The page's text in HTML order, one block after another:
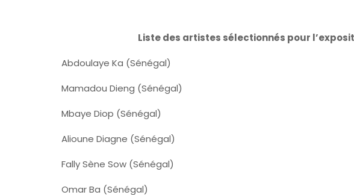
Liste des artistes sélectionnés pour
Abdoulaye Ka (Sénégal)
Mamadou Dieng (Sénégal)
Mbaye Diop (Sénégal)
Alioune Diagne (Sénégal)
Fally Sène Sow (Sénégal)
Omar Ba (Sénégal)